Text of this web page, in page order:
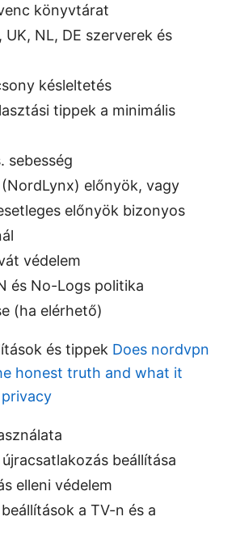
könyvtárat
UK, NL, DE szerverek és
késleltetés
tippek a minimális
sebesség
előnyök, vagy
előnyök bizonyos
védelem
és No-Logs politika
(ha elérhető)
és tippek Does nordvpn
honest truth and what it
beállítása
elleni védelem
a TV-n és a